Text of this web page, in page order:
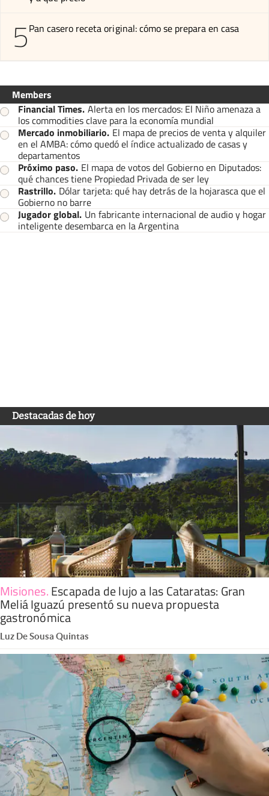
5Pan casero receta original: cómo se prepara en casa
Members
Financial Times. Alerta en los mercados: El Niño amenaza a
los commodities clave para la economía mundial
Mercado inmobiliario. El mapa de precios de venta y alquiler
en el AMBA: cómo quedó el índice actualizado de casas y
departamentos
Próximo paso. El mapa de votos del Gobierno en Diputados:
qué chances tiene Propiedad Privada de ser ley
Rastrillo. Dólar tarjeta: qué hay detrás de la hojarasca que el
Gobierno no barre
Jugador global. Un fabricante internacional de audio y hogar
inteligente desembarca en la Argentina
Destacadas de hoy
Misiones.Escapada de lujo a las Cataratas: Gran
Meliá Iguazú presentó su nueva propuesta
gastronómica
Luz De Sousa Quintas